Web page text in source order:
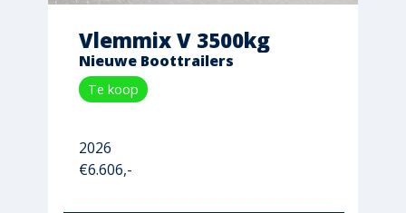
Vlemmix V 3500kg
Nieuwe Boottrailers
Te koop
2026
€6.606,-